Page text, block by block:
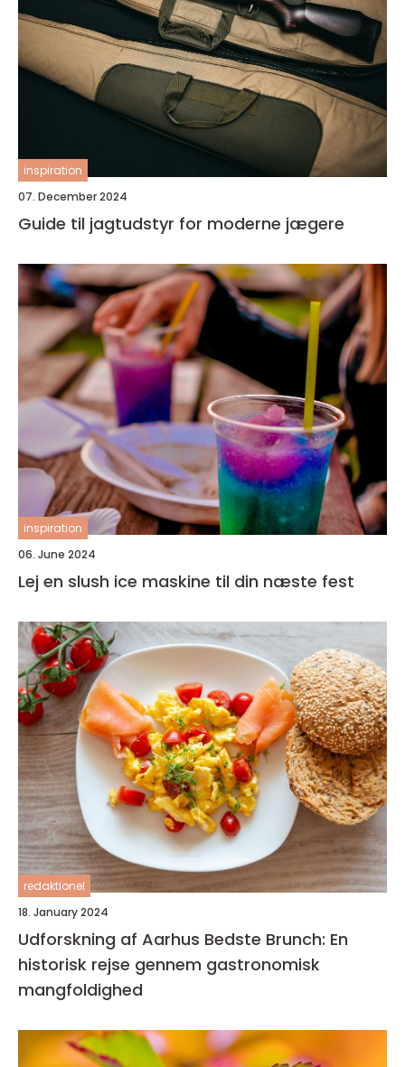
inspiration
07. December 2024
Guide til jagtudstyr for moderne jægere
inspiration
06. June 2024
Lej en slush ice maskine til din næste fest
redaktionel
18. January 2024
Udforskning af Aarhus Bedste Brunch: En
historisk rejse gennem gastronomisk
mangfoldighed